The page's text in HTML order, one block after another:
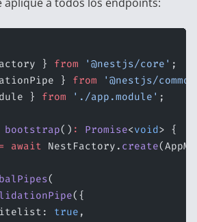
} from '@nestjs/core' ;
} from '@nestjs/
} from './app.module' ;
bootstrap() : Promise<void> {
await NestFactory. create
(
({
true ,